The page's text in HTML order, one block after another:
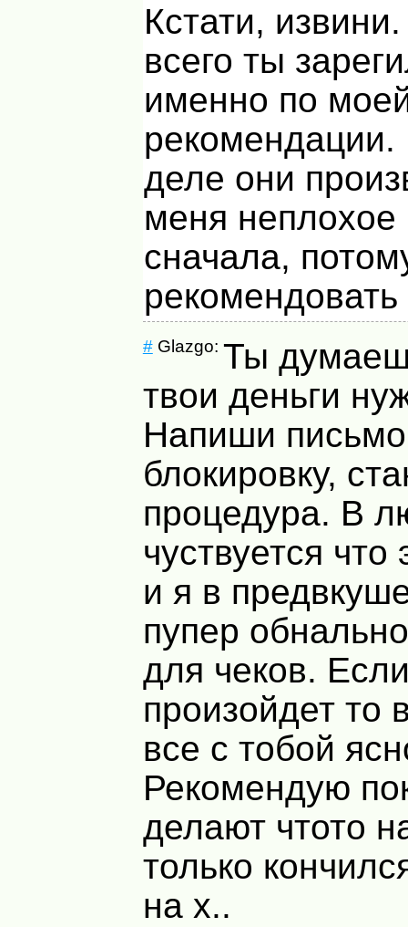
Кстати,
всего ты
именно по
деле они
меня неплохое
сначала,
#Glazgo: Ты
твои деньги
Напиши
блокировку,
процедура. В
чуствуется что
и я в
пупер
для чеков.
произойдет то
все с тобой
Рекомендую
делают чтото
только
на х..